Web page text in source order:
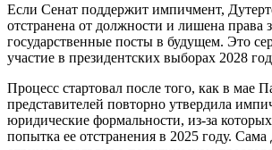
Если Сенат поддержит импичмент,
отстранена от должности и лишена права
государственные посты в будущем. Это
участие в президентских выборах 2028
Процесс стартовал после того, как в мае
представителей повторно утвердила
юридические формальности, из-за которых
попытка ее отстранения в 2025 году.